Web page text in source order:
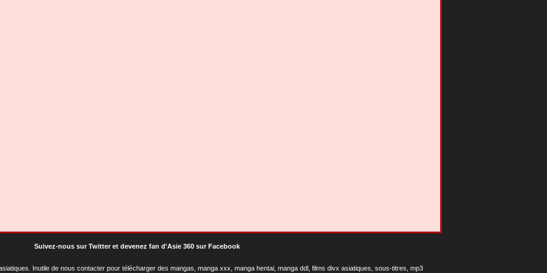
Suivez-nous sur Twitteret devenez fan d'Asie 360 sur Facebook
. Inutile de nous contacter pour télécharger des mangas, manga xxx, manga hentai, manga ddl, films divx asiatiques, sous-titres, mp3